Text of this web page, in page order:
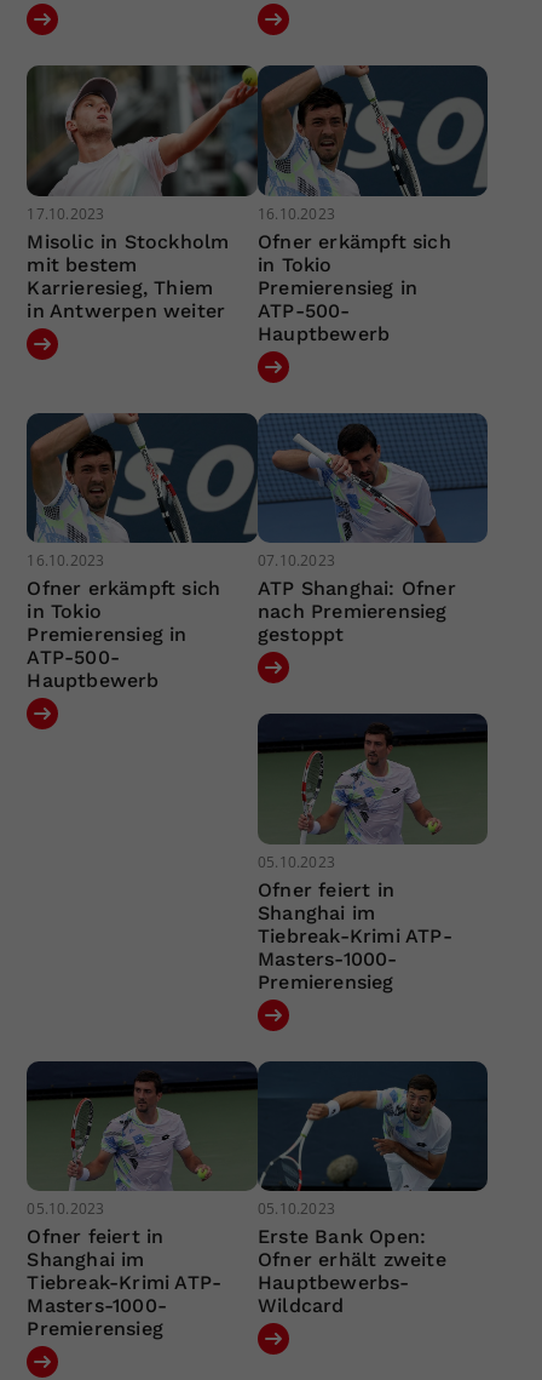
17.10.2023
Misolic in Stockholm
mit bestem
Karrieresieg, Thiem
in Antwerpen weiter
16.10.2023
Ofner erkämpft sich
in Tokio
Premierensieg in
ATP-500-
Hauptbewerb
16.10.2023
Ofner erkämpft sich
in Tokio
Premierensieg in
ATP-500-
Hauptbewerb
07.10.2023
ATP Shanghai: Ofner
nach Premierensieg
gestoppt
05.10.2023
Ofner feiert in
Shanghai im
Tiebreak-Krimi ATP-
Masters-1000-
Premierensieg
05.10.2023
Ofner feiert in
Shanghai im
Tiebreak-Krimi ATP-
Masters-1000-
Premierensieg
05.10.2023
Erste Bank Open:
Ofner erhält zweite
Hauptbewerbs-
Wildcard